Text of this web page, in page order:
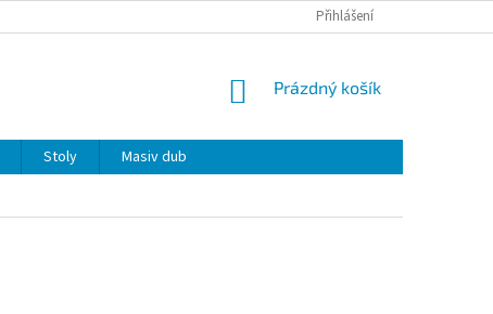
Přihlášení
NÁKUPNÍ
Prázdný košík
Stoly
Masiv dub